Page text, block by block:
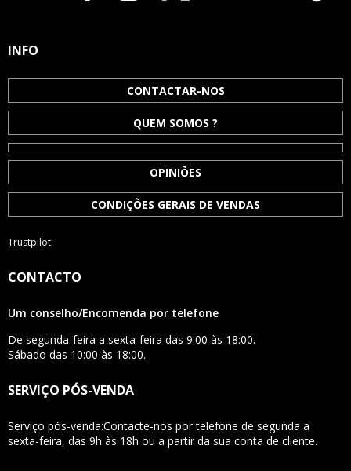
CONTACTO
Um conselho/Encomenda por telefone
De segunda-feira a sexta-feira das 9:00 às 18:00.
Sábado das 10:00 às 18:00.
SERVIÇO PÓS-VENDA
Serviço pós-venda:Contacte-nos por telefone de segunda a
sexta-feira, das 9h às 18h ou a partir da sua conta de cliente.
INFO
CONTACTAR-NOS
QUEM SOMOS ?
OPINIÕES
CONDIÇÕES GERAIS DE VENDAS
Trustpilot